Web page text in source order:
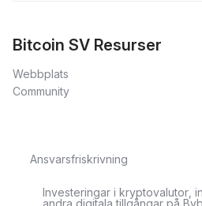
Bitcoin SV Resurser
Webbplats
Community
Ansvarsfriskrivning
Investeringar i kryptovalutor,
andra digitala tillgångar på